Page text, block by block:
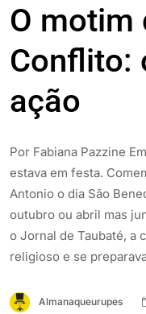
O motim
Conflito:
ação
Por Fabiana Pazzine
estava em festa.
Antonio o dia São
outubro ou abril mas
o Jornal de Taubaté, a
religioso e se
Almanaqueurupes